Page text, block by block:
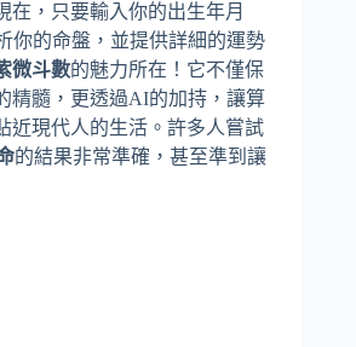
在，只要輸入你的出生年月
你的命盤，並提供詳細的運勢
微斗數的魅力所在！它不僅保
精髓，更透過AI的加持，讓算
近現代人的生活。許多人嘗試
的結果非常準確，甚至準到讓